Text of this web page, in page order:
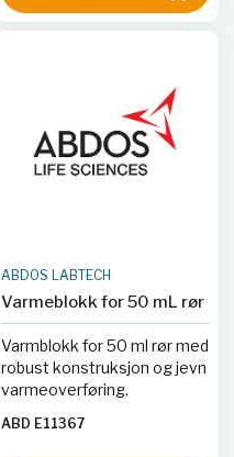
ABDOS LABTECH
Varmeblokk for 50 mL rør
Varmblokk for 50 ml rør med
robust konstruksjon og jevn
varmeoverføring.
ABD E11367